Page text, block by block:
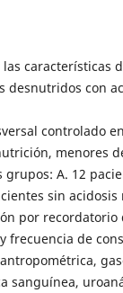
características
desnutridos con
controlado
menores
A. 12
sin acidosis
por recordatorio
frecuencia de
sanguínea,